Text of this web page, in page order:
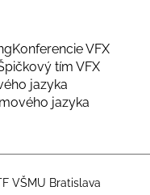
Konferencie VFX
tím VFX
jazyka
jazyka
VŠMU Bratislava